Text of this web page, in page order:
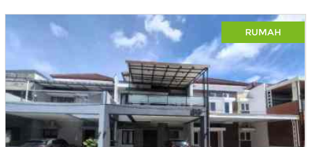
RUMAH